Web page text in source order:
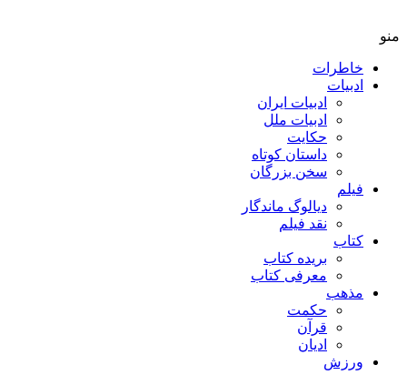
منو
خاطرات
ادبیات
ادبیات ایران
ادبیات ملل
حکایت
داستان کوتاه
سخن بزرگان
فیلم
دیالوگ ماندگار
نقد فیلم
کتاب
بریده کتاب
معرفی کتاب
مذهب
حکمت
قرآن
ادیان
ورزش